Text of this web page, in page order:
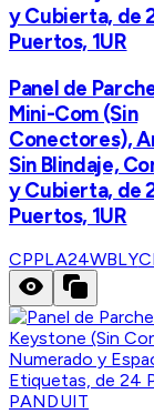
y Cubierta, de
Puertos, 1UR
Panel de
Mini-Com (Sin
Conectores),
Sin Blindaje,
y Cubierta, de
Puertos, 1UR
CPPLA24WBLY
PANDUIT